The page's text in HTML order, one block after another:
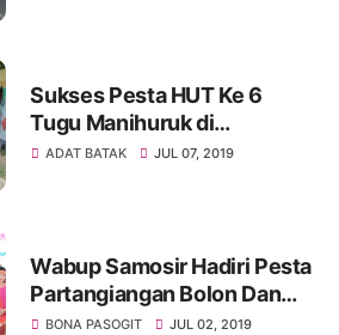
Sukses Pesta HUT Ke 6
Tugu Manihuruk di
Harapohan Samosir
ADAT BATAK JUL 07, 2019
Wabup Samosir Hadiri Pesta
Partangiangan Bolon Dan
Renovasi Tugu Pomparan
BONA PASOGIT JUL 02, 2019